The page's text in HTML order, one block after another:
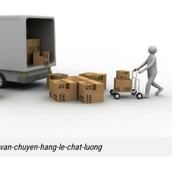
van-chuyen-hang-le-chat-luong